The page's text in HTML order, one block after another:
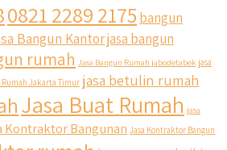
0821 2289 2175 bangun
Bangun Kantorjasa bangun
rumah Jasa Bangun Rumah jabodetabek jasa
Rumah Jakarta Timur jasa betulin rumah
Jasa Buat Rumah jasa
Kontraktor Bangunan Jasa Kontraktor Bangun